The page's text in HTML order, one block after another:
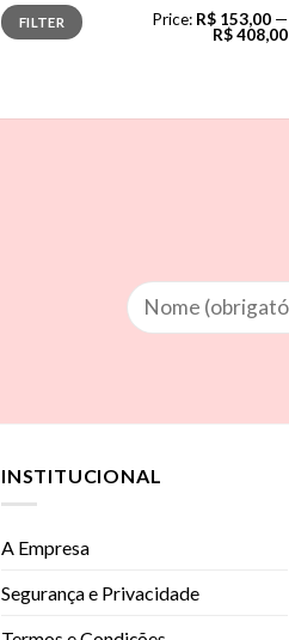
Min
price
Max
priceFILTER Price: R$ 153,00 —
R$ 408,00
INSTITUCIONAL
A Empresa
Segurança e Privacidade